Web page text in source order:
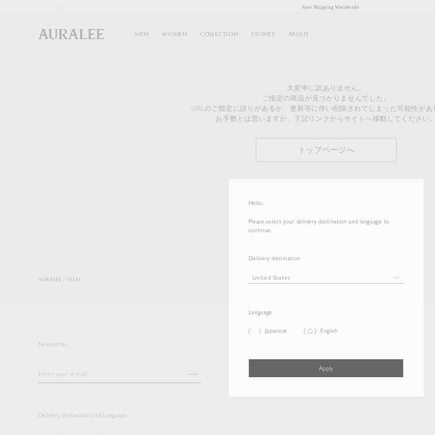
Hello,
Please select your delivery destination and language to
continue.
Delivery destination
Language
Japanese English
Apply
Now Shipping Worldwide
MEN WOMEN COLLECTION STORIES ABOUT
大変申し訳ありません。
ご指定の商品が見つかりませんでした。
URLのご指定に誤りがあるか、更新等に伴い削除されてしまった可能性があ
お手数とは思いますが、下記リンクからサイトへ移動してください。
トップページへ
AURALEE ITEM
Newsletter
Delivery destination and Language